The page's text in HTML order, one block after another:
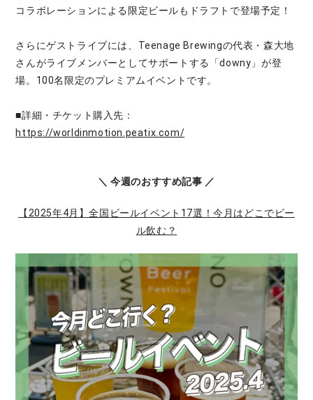
コラボレーションによる限定ビールもドラフトで登場予定！
さらにゲストライブには、Teenage Brewingの代表・森大地
さんがライブメンバーとしてサポートする「downy」が登
場。100名限定のプレミアムイベントです。
■詳細・チケット購入先：
https://worldinmotion.peatix.com/
＼ 今週のおすすめ記事 ／
【2025年4月】全国ビールイベント17選！今月はどこでビー
ル飲む？